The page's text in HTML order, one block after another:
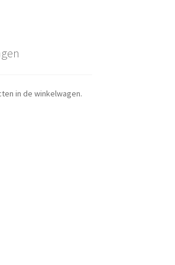
in de winkelwagen.